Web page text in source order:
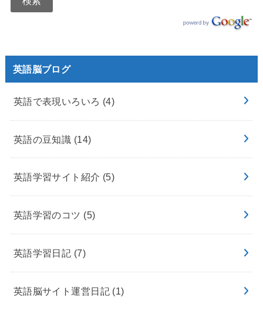
英語脳ブログ
英語で表現いろいろ (4)
英語の豆知識 (14)
英語学習サイト紹介 (5)
英語学習のコツ (5)
英語学習日記 (7)
英語脳サイト運営日記 (1)